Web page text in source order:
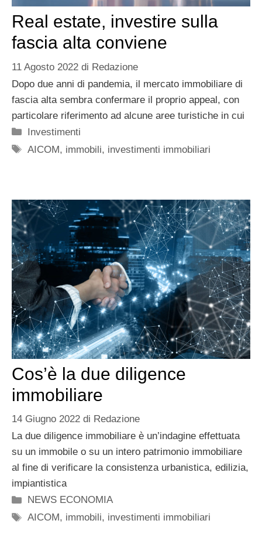
Real estate, investire sulla
fascia alta conviene
11 Agosto 2022 di Redazione
Dopo due anni di pandemia, il mercato immobiliare di
fascia alta sembra confermare il proprio appeal, con
particolare riferimento ad alcune aree turistiche in cui
Categorie
Investimenti
Tag
AICOM, immobili, investimenti immobiliari
Cos’è la due diligence
immobiliare
14 Giugno 2022 di Redazione
La due diligence immobiliare è un’indagine effettuata
su un immobile o su un intero patrimonio immobiliare
al fine di verificare la consistenza urbanistica, edilizia,
impiantistica
Categorie
NEWS ECONOMIA
Tag
AICOM, immobili, investimenti immobiliari